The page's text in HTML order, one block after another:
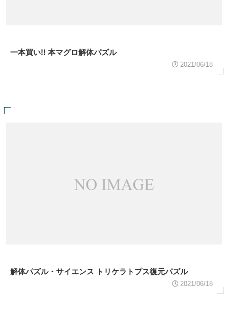
一本買い!! 本マグロ解体パズル
2021/06/18
解体パズル・サイエンス トリケラトプス復元パズル
2021/06/18